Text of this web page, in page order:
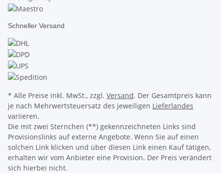
Schneller Versand
* Alle Preise inkl. MwSt., zzgl. Versand. Der Gesamtpreis kann
je nach Mehrwertsteuersatz des jeweiligen Lieferlandes
variieren.
Die mit zwei Sternchen (**) gekennzeichneten Links sind
Provisionslinks auf externe Angebote. Wenn Sie auf einen
solchen Link klicken und über diesen Link einen Kauf tätigen,
erhalten wir vom Anbieter eine Provision. Der Preis verändert
sich hierbei nicht.